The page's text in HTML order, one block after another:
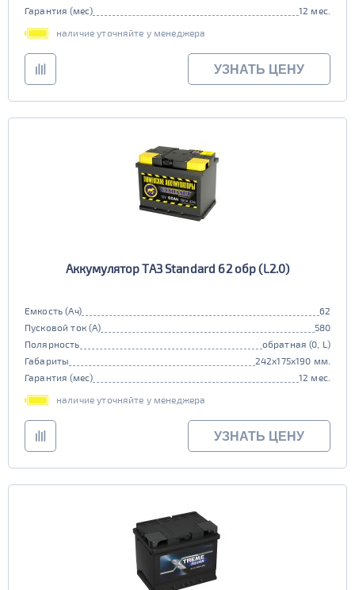
Гарантия (мес)
12 мес.
наличие уточняйте у менеджера
УЗНАТЬ ЦЕНУ
Аккумулятор ТАЗ Standard 62 обр (L2.0)
Емкость (Ач)
62
Пусковой ток (А)
580
Полярность
обратная (0, L)
Габариты
242x175x190 мм.
Гарантия (мес)
12 мес.
наличие уточняйте у менеджера
УЗНАТЬ ЦЕНУ